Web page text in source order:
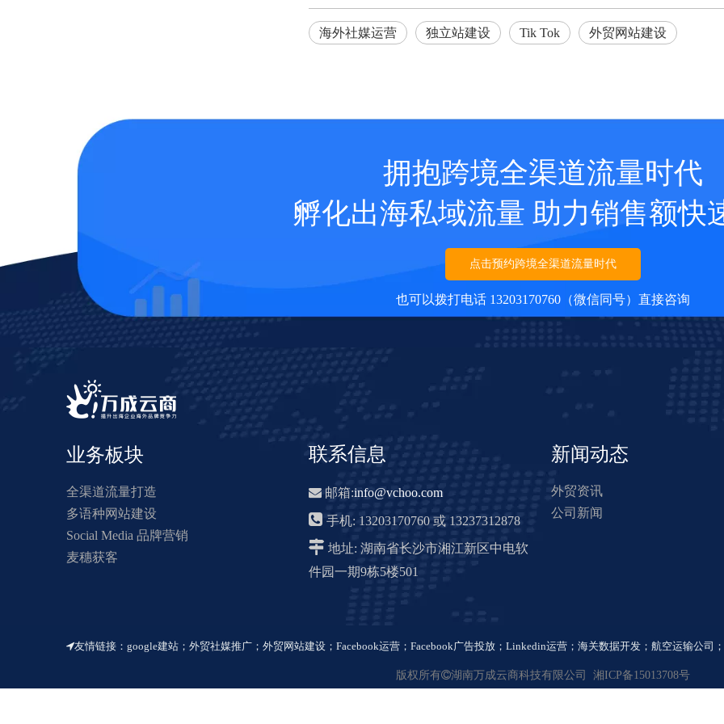
海外社媒运营 独立站建设 Tik Tok 外贸网站建设
拥抱跨境全渠道流量时代
孵化出海私域流量 助力销售额快
点击预约跨境全渠道流量时代
也可以拨打电话 13203170760（微信同号）直接咨询
业务板块
全渠道流量打造
多语种网站建设
Social Media 品牌营销
麦穗获客
联系信息
 邮箱:info@vchoo.com
 手机: 13203170760 或 13237312878
 地址: 湖南省长沙市湘江新区中电软
件园一期9栋5楼501
新闻动态
外贸资讯
公司新闻
友情链接： google建站 ； 外贸社媒推广 ； 外贸网站建设 ； Facebook运营 ； Facebook广告投放 ； Linkedin运营 ； 海关数据开发 ； 航空运输公司 ；
版权所有湖南万成云商科技有限公司 湘ICP备15013708号